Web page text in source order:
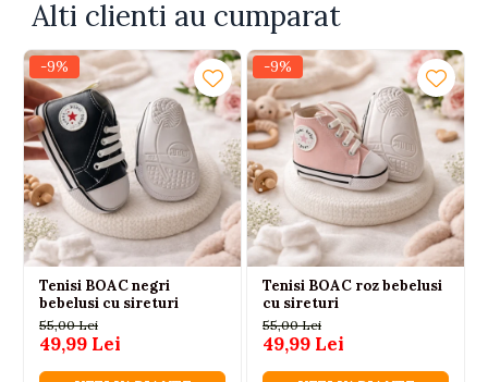
Alti clienti au cumparat
-9%
Tenisi BOAC negri
bebelusi cu sireturi
55,00 Lei
49,99 Lei
-9%
Tenisi BOAC roz bebelusi
cu sireturi
55,00 Lei
49,99 Lei